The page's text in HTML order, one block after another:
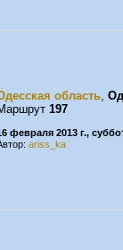
область,
197
февраля 2013 г.,
ariss_ka